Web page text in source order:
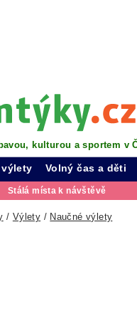
kulturou a sportem v
výlety
Stálá místa k návštěvě
Volný čas a děti
/ Výlety / Naučné výlety